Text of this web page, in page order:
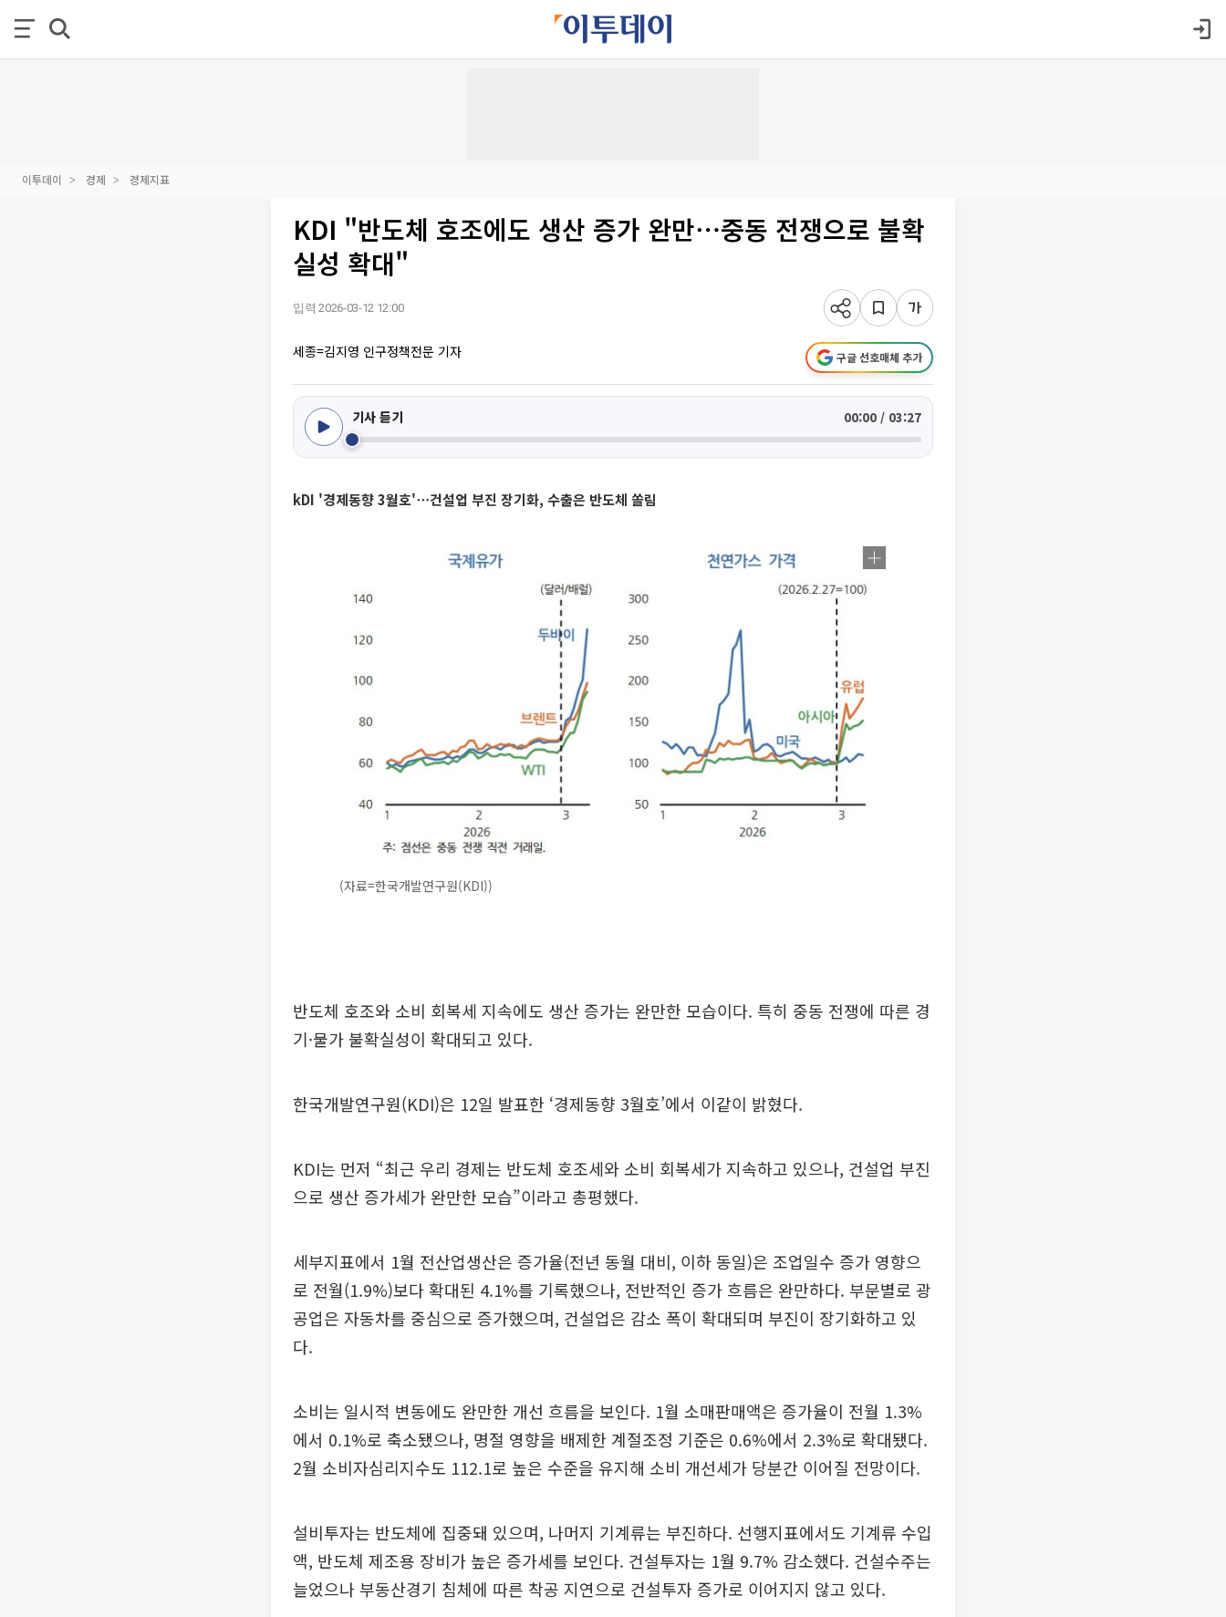
이투데이 경제 경제지표
KDI "반도체 호조에도 생산 증가 완만⋯중동 전쟁으로 불확
실성 확대"
입력 2026-03-12 12:00
세종=김지영 인구정책전문 기자 구글 선호매체 추가
기사 듣기 00:00 / 03:27
kDI '경제동향 3월호'⋯건설업 부진 장기화, 수출은 반도체 쏠림
(자료=한국개발연구원(KDI))
반도체 호조와 소비 회복세 지속에도 생산 증가는 완만한 모습이다. 특히 중동 전쟁에 따른 경
기·물가 불확실성이 확대되고 있다.
한국개발연구원(KDI)은 12일 발표한 ‘경제동향 3월호’에서 이같이 밝혔다.
KDI는 먼저 “최근 우리 경제는 반도체 호조세와 소비 회복세가 지속하고 있으나, 건설업 부진
으로 생산 증가세가 완만한 모습”이라고 총평했다.
세부지표에서 1월 전산업생산은 증가율(전년 동월 대비, 이하 동일)은 조업일수 증가 영향으
로 전월(1.9%)보다 확대된 4.1%를 기록했으나, 전반적인 증가 흐름은 완만하다. 부문별로 광
공업은 자동차를 중심으로 증가했으며, 건설업은 감소 폭이 확대되며 부진이 장기화하고 있
다.
소비는 일시적 변동에도 완만한 개선 흐름을 보인다. 1월 소매판매액은 증가율이 전월 1.3%
에서 0.1%로 축소됐으나, 명절 영향을 배제한 계절조정 기준은 0.6%에서 2.3%로 확대됐다.
2월 소비자심리지수도 112.1로 높은 수준을 유지해 소비 개선세가 당분간 이어질 전망이다.
설비투자는 반도체에 집중돼 있으며, 나머지 기계류는 부진하다. 선행지표에서도 기계류 수입
액, 반도체 제조용 장비가 높은 증가세를 보인다. 건설투자는 1월 9.7% 감소했다. 건설수주는
늘었으나 부동산경기 침체에 따른 착공 지연으로 건설투자 증가로 이어지지 않고 있다.